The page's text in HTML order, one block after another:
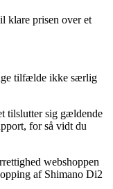
klare prisen over et
tilfælde ikke særlig
tilslutter sig gældende
for så vidt du
webshoppen
af Shimano Di2